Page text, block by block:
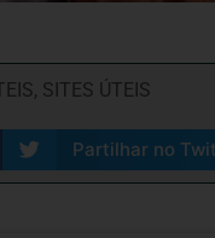
, SITES ÚTEIS
Partilhar no